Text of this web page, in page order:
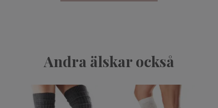
Andra älskar också